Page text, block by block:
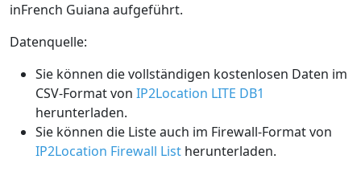
inFrench Guiana aufgeführt.
Datenquelle:
Sie können die vollständigen kostenlosen Daten im
CSV-Format von IP2Location LITE DB1
herunterladen.
Sie können die Liste auch im Firewall-Format von
IP2Location Firewall List herunterladen.